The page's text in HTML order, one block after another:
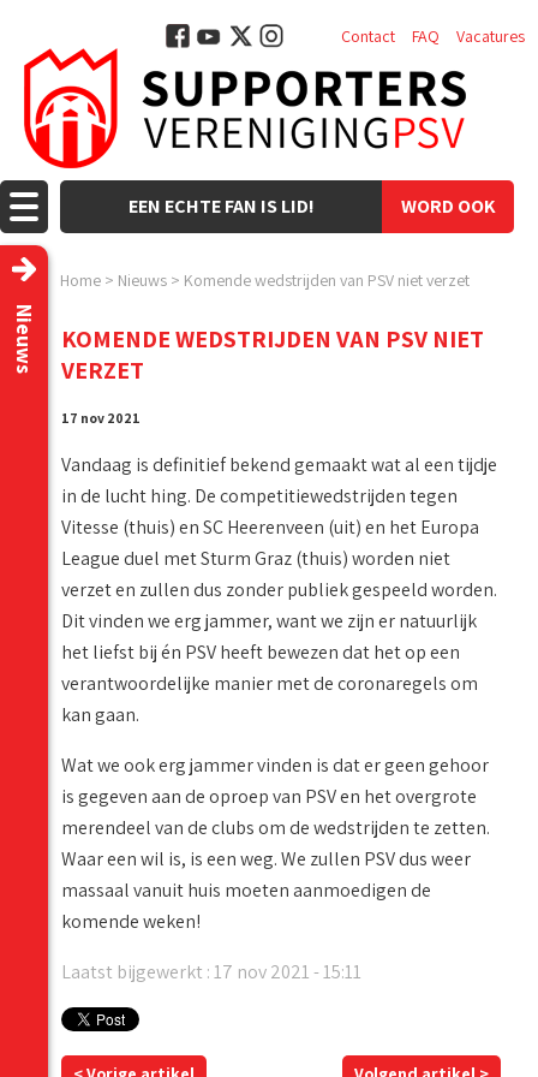
WORD OOK
EEN ECHTE FAN IS LID!
Contact FAQ Vacatures
Home > Nieuws > Komende wedstrijden van PSV niet verzet
Nieuws
KOMENDE WEDSTRIJDEN VAN PSV NIET
VERZET
17 nov 2021
Vandaag is definitief bekend gemaakt wat al een tijdje
in de lucht hing. De competitiewedstrijden tegen
Vitesse (thuis) en SC Heerenveen (uit) en het Europa
League duel met Sturm Graz (thuis) worden niet
verzet en zullen dus zonder publiek gespeeld worden.
Dit vinden we erg jammer, want we zijn er natuurlijk
het liefst bij én PSV heeft bewezen dat het op een
verantwoordelijke manier met de coronaregels om
kan gaan.
Wat we ook erg jammer vinden is dat er geen gehoor
is gegeven aan de oproep van PSV en het overgrote
merendeel van de clubs om de wedstrijden te zetten.
Waar een wil is, is een weg. We zullen PSV dus weer
massaal vanuit huis moeten aanmoedigen de
komende weken!
Laatst bijgewerkt : 17 nov 2021 - 15:11